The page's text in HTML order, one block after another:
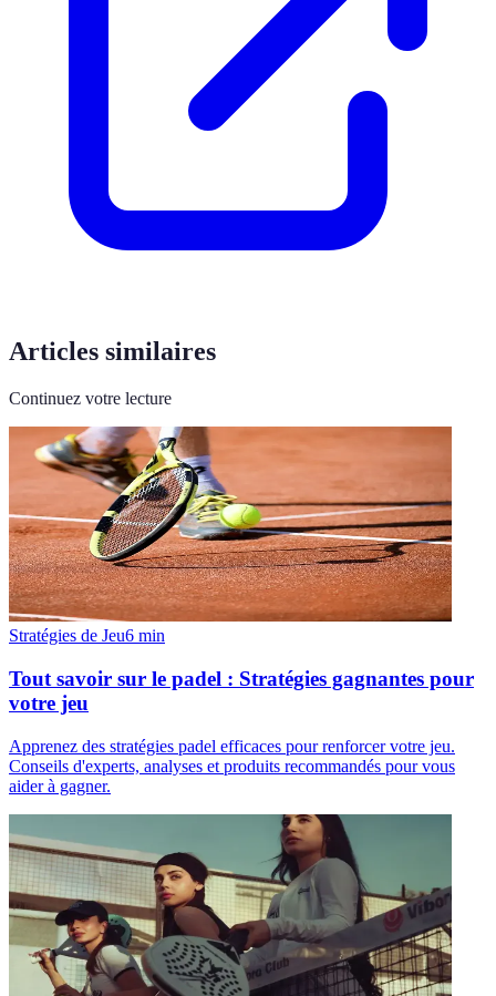
Articles similaires
Continuez votre lecture
Stratégies de Jeu6 min
Tout savoir sur le padel : Stratégies gagnantes pour
votre jeu
Apprenez des stratégies padel efficaces pour renforcer votre jeu.
Conseils d'experts, analyses et produits recommandés pour vous
aider à gagner.